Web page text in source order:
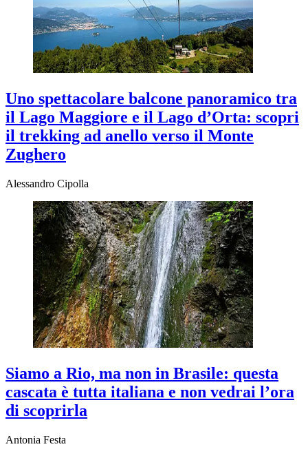
Uno spettacolare balcone panoramico tra
il Lago Maggiore e il Lago d’Orta: scopri
il trekking ad anello verso il Monte
Zughero
Alessandro Cipolla
Siamo a Rio, ma non in Brasile: questa
cascata è tutta italiana e non vedrai l’ora
di scoprirla
Antonia Festa